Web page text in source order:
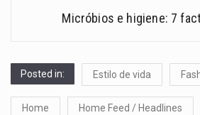
Micróbios e higiene: 7
Posted in: Estilo de vida
Home Home Feed / Headlines